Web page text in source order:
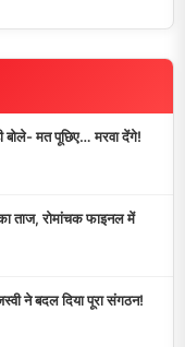
बोले- मत पूछिए… मरवा देंगे!
ताज, रोमांचक फाइनल में
ने बदल दिया पूरा संगठन!